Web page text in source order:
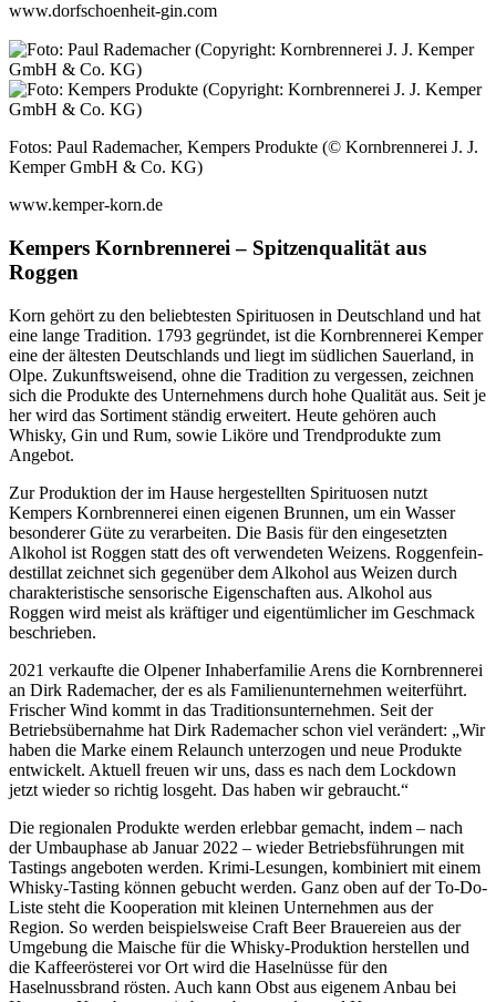
www.dorfschoenheit-gin.com
Fotos: Paul Rademacher, Kempers Produkte (© Kornbrennerei J. J.
Kemper GmbH & Co. KG)
www.kemper-korn.de
Kempers Kornbrennerei – Spitzenqualität aus
Roggen
Korn gehört zu den beliebtesten Spirituosen in Deutschland und hat
eine lange Tradi­tion. 1793 gegründet, ist die Kornbrennerei Kemper
eine der ältesten Deutschlands und liegt im südlichen Sauerland, in
Olpe. Zukunftsweisend, ohne die Tradition zu vergessen, zeichnen
sich die Produkte des Unternehmens durch hohe Qualität aus. Seit je
her wird das Sortiment ständig erweitert. Heute gehö­ren auch
Whisky, Gin und Rum, sowie Liköre und Trendprodukte zum
Angebot.
Zur Produktion der im Hause hergestellten Spirituosen nutzt
Kempers Kornbrennerei einen eigenen Brunnen, um ein Wasser
besonderer Güte zu verarbeiten. Die Basis für den eingesetzten
Alkohol ist Roggen statt des oft verwendeten Weizens. Roggenfein­
destillat zeichnet sich gegenüber dem Alkohol aus Weizen durch
charakteristi­sche sensorische Eigenschaften aus. Alkohol aus
Roggen wird meist als kräf­tiger und eigentümlicher im Geschmack
beschrieben.
2021 verkaufte die Olpener Inhaberfamilie Arens die Kornbrennerei
an Dirk Radema­cher, der es als Familienunternehmen weiterführt.
Frischer Wind kommt in das Traditionsunternehmen. Seit der
Betriebsübernahme hat Dirk Rademacher schon viel verändert: „Wir
haben die Marke einem Relaunch unterzogen und neue Produkte
entwickelt. Aktuell freuen wir uns, dass es nach dem Lockdown
jetzt wieder so richtig losgeht. Das haben wir gebraucht.“
Die regionalen Produkte werden erlebbar gemacht, indem – nach
der Umbauphase ab Januar 2022 – wieder Betriebsführungen mit
Tastings angeboten werden. Krimi-Lesungen, kombiniert mit einem
Whisky-Tasting können gebucht werden. Ganz oben auf der To-Do-
Liste steht die Kooperation mit kleinen Unternehmen aus der
Region. So werden beispielsweise Craft Beer Brauereien aus der
Umgebung die Maische für die Whisky-Produktion herstellen und
die Kaffeerösterei vor Ort wird die Haselnüsse für den
Haselnussbrand rösten. Auch kann Obst aus eigenem Anbau bei